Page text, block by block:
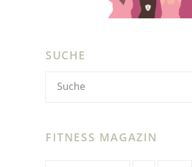
SUCHE
FITNESS MAGAZIN